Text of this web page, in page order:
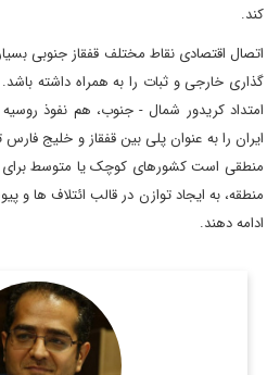
کند.
اتصال اقتصادی نقاط مختلف قفقاز جنوبی
گذاری خارجی و ثبات را به همراه داشته
امتداد کریدور شمال - جنوب، هم نفوذ
ایران را به عنوان پلی بین قفقاز و خلیج
منطقی است کشورهای کوچک یا متوسط
منطقه، به ایجاد توازن در قالب ائتلاف ها و
ادامه دهند.
دکتر احسان موحدیان، مدرس دانشگاه
اطلاعات بیشتر